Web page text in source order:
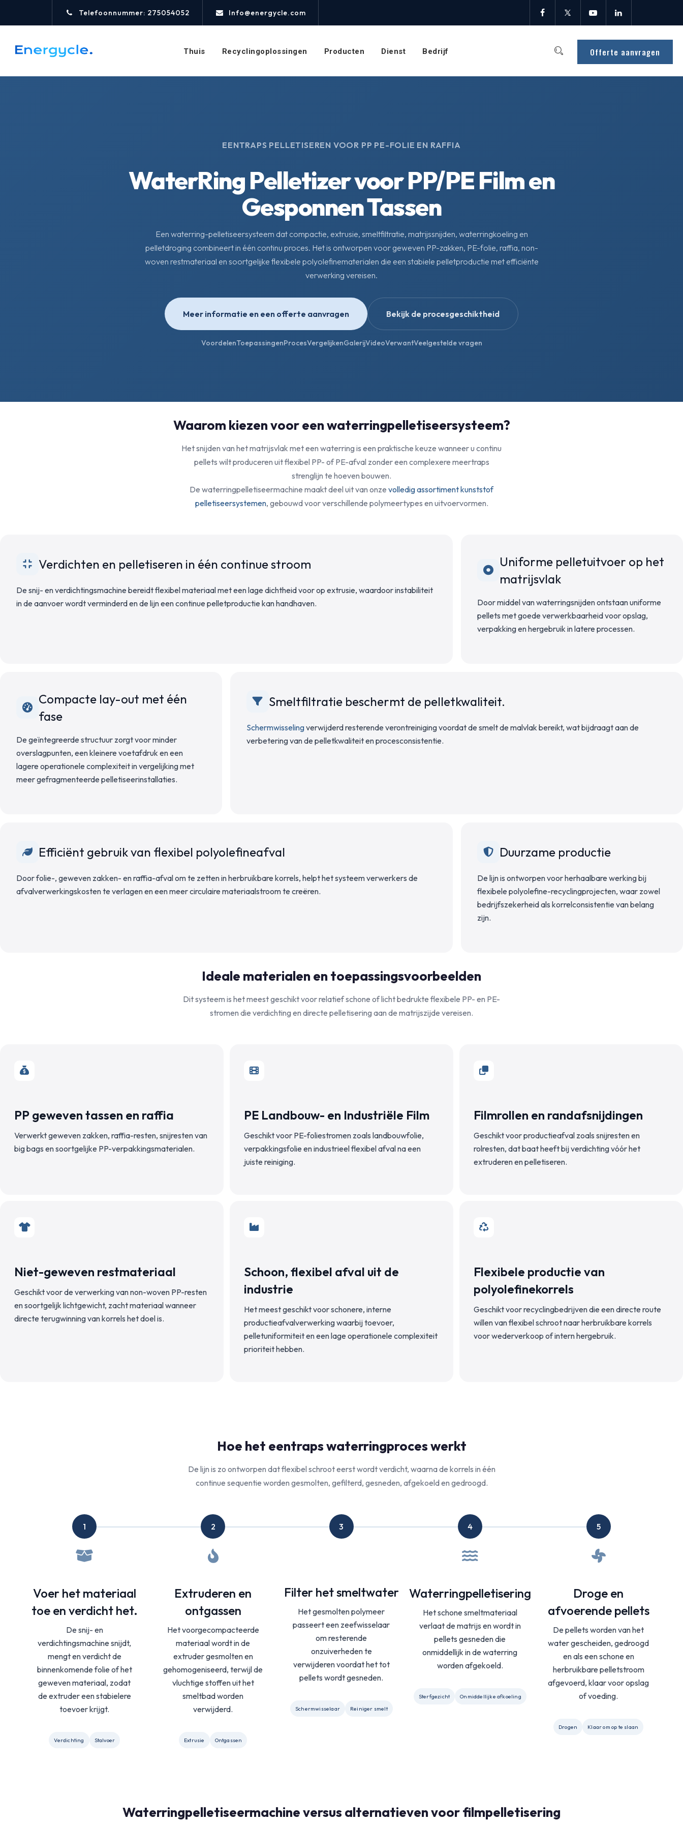
Telefoonnummer: 275054052 Info@energycle.com
Offerte aanvragen
Thuis Recyclingoplossingen Producten Dienst Bedrijf
EENTRAPS PELLETISEREN VOOR PP PE-FOLIE EN RAFFIA
WaterRing Pelletizer voor PP/PE Film en
Gesponnen Tassen
Een waterring-pelletiseersysteem dat compactie, extrusie, smeltfiltratie, matrijssnijden, waterringkoeling en
pelletdroging combineert in één continu proces. Het is ontworpen voor geweven PP-zakken, PE-folie, raffia, non-
woven restmateriaal en soortgelijke flexibele polyolefinematerialen die een stabiele pelletproductie met efficiënte
verwerking vereisen.
Meer informatie en een offerte aanvragen Bekijk de procesgeschiktheid
VoordelenToepassingenProcesVergelijkenGalerijVideoVerwantVeelgestelde vragen
Waarom kiezen voor een waterringpelletiseersysteem?
Het snijden van het matrijsvlak met een waterring is een praktische keuze wanneer u continu
pellets wilt produceren uit flexibel PP- of PE-afval zonder een complexere meertraps
strenglijn te hoeven bouwen.
De waterringpelletiseermachine maakt deel uit van onze volledig assortiment kunststof
pelletiseersystemen, gebouwd voor verschillende polymeertypes en uitvoervormen.
Verdichten en pelletiseren in één continue stroom
De snij- en verdichtingsmachine bereidt flexibel materiaal met een lage dichtheid voor op extrusie, waardoor instabiliteit
in de aanvoer wordt verminderd en de lijn een continue pelletproductie kan handhaven.
Uniforme pelletuitvoer op het
matrijsvlak
Door middel van waterringsnijden ontstaan uniforme
pellets met goede verwerkbaarheid voor opslag,
verpakking en hergebruik in latere processen.
Compacte lay-out met één
fase
De geïntegreerde structuur zorgt voor minder
overslagpunten, een kleinere voetafdruk en een
lagere operationele complexiteit in vergelijking met
meer gefragmenteerde pelletiseerinstallaties.
Smeltfiltratie beschermt de pelletkwaliteit.
Schermwisselingverwijderd resterende verontreiniging voordat de smelt de malvlak bereikt, wat bijdraagt aan de
verbetering van de pelletkwaliteit en procesconsistentie.
Efficiënt gebruik van flexibel polyolefineafval
Door folie-, geweven zakken- en raffia-afval om te zetten in herbruikbare korrels, helpt het systeem verwerkers de
afvalverwerkingskosten te verlagen en een meer circulaire materiaalstroom te creëren.
Duurzame productie
De lijn is ontworpen voor herhaalbare werking bij
flexibele polyolefine-recyclingprojecten, waar zowel
bedrijfszekerheid als korrelconsistentie van belang
zijn.
Ideale materialen en toepassingsvoorbeelden
Dit systeem is het meest geschikt voor relatief schone of licht bedrukte flexibele PP- en PE-
stromen die verdichting en directe pelletisering aan de matrijszijde vereisen.
PP geweven tassen en raffia
Verwerkt geweven zakken, raffia-resten, snijresten van
big bags en soortgelijke PP-verpakkingsmaterialen.
PE Landbouw- en Industriële Film
Geschikt voor PE-foliestromen zoals landbouwfolie,
verpakkingsfolie en industrieel flexibel afval na een
juiste reiniging.
Filmrollen en randafsnijdingen
Geschikt voor productieafval zoals snijresten en
rolresten, dat baat heeft bij verdichting vóór het
extruderen en pelletiseren.
Niet-geweven restmateriaal
Geschikt voor de verwerking van non-woven PP-resten
en soortgelijk lichtgewicht, zacht materiaal wanneer
directe terugwinning van korrels het doel is.
Schoon, flexibel afval uit de
industrie
Het meest geschikt voor schonere, interne
productieafvalverwerking waarbij toevoer,
pelletuniformiteit en een lage operationele complexiteit
prioriteit hebben.
Flexibele productie van
polyolefinekorrels
Geschikt voor recyclingbedrijven die een directe route
willen van flexibel schroot naar herbruikbare korrels
voor wederverkoop of intern hergebruik.
Hoe het eentraps waterringproces werkt
De lijn is zo ontworpen dat flexibel schroot eerst wordt verdicht, waarna de korrels in één
continue sequentie worden gesmolten, gefilterd, gesneden, afgekoeld en gedroogd.
1
Voer het materiaal
toe en verdicht het.
De snij- en
verdichtingsmachine snijdt,
mengt en verdicht de
binnenkomende folie of het
geweven materiaal, zodat
de extruder een stabielere
toevoer krijgt.
Verdichting Stalvoer
2
Extruderen en
ontgassen
Het voorgecompacteerde
materiaal wordt in de
extruder gesmolten en
gehomogeniseerd, terwijl de
vluchtige stoffen uit het
smeltbad worden
verwijderd.
Extrusie Ontgassen
3
Filter het smeltwater
Het gesmolten polymeer
passeert een zeefwisselaar
om resterende
onzuiverheden te
verwijderen voordat het tot
pellets wordt gesneden.
Schermwisselaar Reiniger smelt
4
Waterringpelletisering
Het schone smeltmateriaal
verlaat de matrijs en wordt in
pellets gesneden die
onmiddellijk in de waterring
worden afgekoeld.
Sterfgezicht Onmiddellijke afkoeling
5
Droge en
afvoerende pellets
De pellets worden van het
water gescheiden, gedroogd
en als een schone en
herbruikbare pelletstroom
afgevoerd, klaar voor opslag
of voeding.
Drogen Klaar om op te slaan
Waterringpelletiseermachine versus alternatieven voor filmpelletisering